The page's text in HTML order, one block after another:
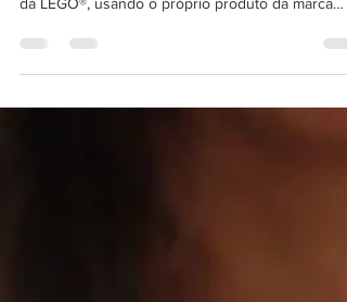
Não há nada mais gratificante do que ser
como...